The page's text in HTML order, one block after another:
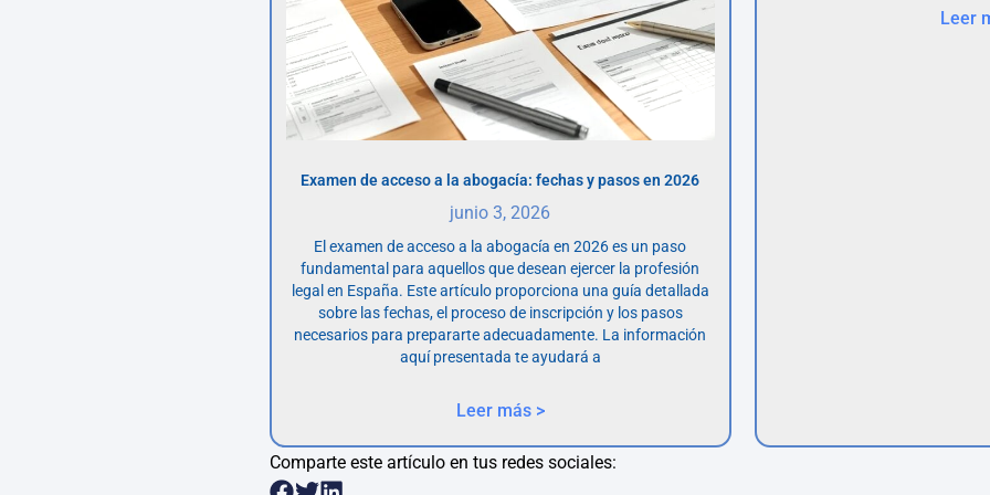
Examen de acceso a la abogacía: fechas y pasos en 2026
junio 3, 2026
El examen de acceso a la abogacía en 2026 es un paso
fundamental para aquellos que desean ejercer la profesión
legal en España. Este artículo proporciona una guía detallada
sobre las fechas, el proceso de inscripción y los pasos
necesarios para prepararte adecuadamente. La información
aquí presentada te ayudará a
Leer más >
Leer
Comparte este artículo en tus redes sociales: